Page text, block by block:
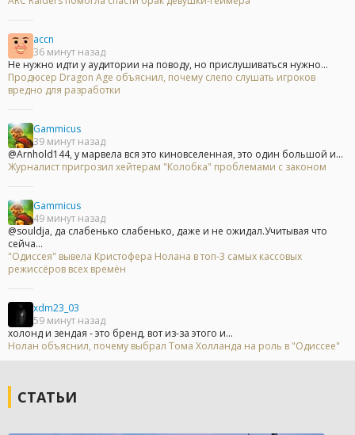
accn
36 минут назад
Не нужно идти у аудитории на поводу, но прислушиваться нужно...
Продюсер Dragon Age объяснил, почему слепо слушать игроков
вредно для разработки
Gammicus
39 минут назад
@Arnhold144, у марвела вся это киновселенная, это один большой и...
Журналист пригрозил хейтерам "Колобка" проблемами с законом
Gammicus
49 минут назад
@souldja, да слабенько слабенько, даже и не ожидал.Учитывая что
сейча...
"Одиссея" вывела Кристофера Нолана в топ-3 самых кассовых
режиссёров всех времён
xdm23_03
59 минут назад
холонд и зендая - это бренд, вот из-за этого и...
Нолан объяснил, почему выбрал Тома Холланда на роль в "Одиссее"
СТАТЬИ